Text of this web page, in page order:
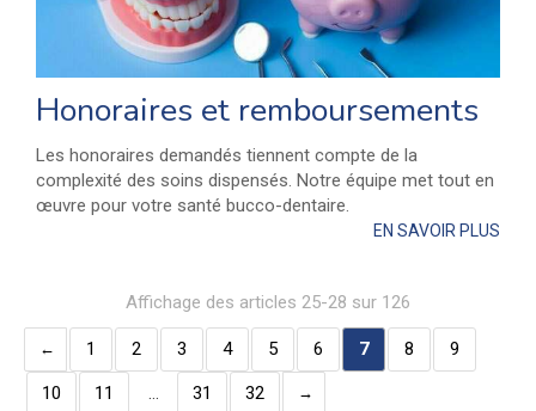
Honoraires et remboursements
Les honoraires demandés tiennent compte de la
complexité des soins dispensés. Notre équipe met tout en
œuvre pour votre santé bucco-dentaire.
EN SAVOIR PLUS
Affichage des articles 25-28 sur 126
1 2 3 4 5 6 7 8 9
10 11 … 31 32